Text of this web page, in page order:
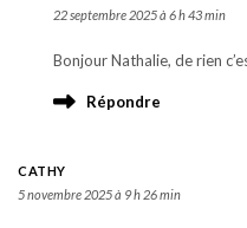
22 septembre 2025 à 6 h 43 min
Bonjour Nathalie, de rien
Répondre
CATHY
5 novembre 2025 à 9 h 26 min